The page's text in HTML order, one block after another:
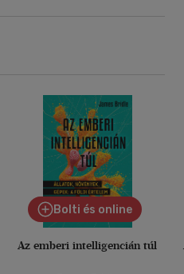
Bolti és online
Az emberi intelligencián túl